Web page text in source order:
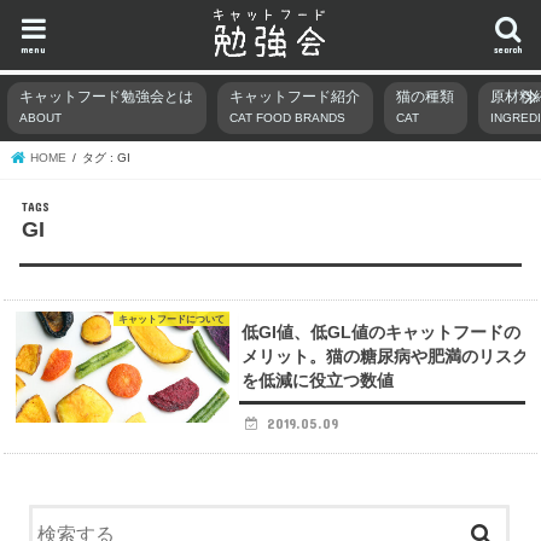
search
menu
キャットフード勉強会とは
ABOUT
キャットフード紹介
CAT FOOD BRANDS
猫の種類
CAT
原材料
HOME タグ : GI
GI
キャットフードについて
低GI値、低GL値のキャットフードの
メリット。猫の糖尿病や肥満のリスク
を低減に役立つ数値
2019.05.09